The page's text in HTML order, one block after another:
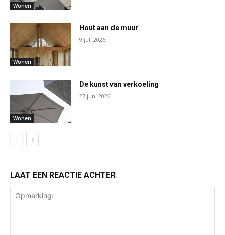
Wonen
Wonen
Hout aan de muur
9 juli 2026
Wonen
De kunst van verkoeling
27 juni 2026
LAAT EEN REACTIE ACHTER